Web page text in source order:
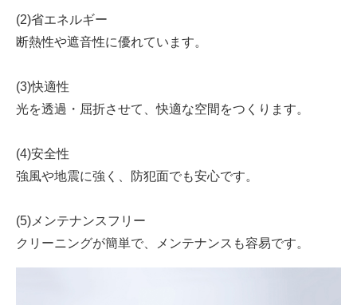
(2)省エネルギー
断熱性や遮音性に優れています。
(3)快適性
光を透過・屈折させて、快適な空間をつくります。
(4)安全性
強風や地震に強く、防犯面でも安心です。
(5)メンテナンスフリー
クリーニングが簡単で、メンテナンスも容易です。